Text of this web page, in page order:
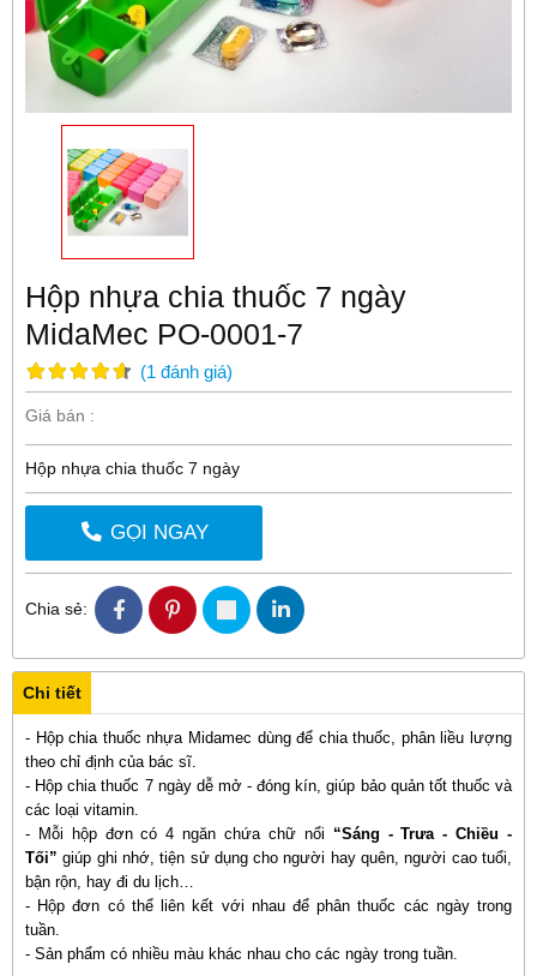
Hộp nhựa chia thuốc 7 ngày
MidaMec PO-0001-7
(1 đánh giá)
Giá bán :
Hộp nhựa chia thuốc 7 ngày
GỌI NGAY
Chia sẻ:
Chi tiết
- Hộp chia thuốc nhựa Midamec dùng để chia thuốc, phân liều lượng
theo chỉ định của bác sĩ.
- Hộp chia thuốc 7 ngày dễ mở - đóng kín, giúp bảo quản tốt thuốc và
các loại vitamin.
- Mỗi hộp đơn có 4 ngăn chứa chữ nổi “Sáng - Trưa - Chiều -
Tối” giúp ghi nhớ, tiện sử dụng cho người hay quên, người cao tuổi,
bận rộn, hay đi du lịch…
- Hộp đơn có thể liên kết với nhau để phân thuốc các ngày trong
tuần.
- Sản phẩm có nhiều màu khác nhau cho các ngày trong tuần.